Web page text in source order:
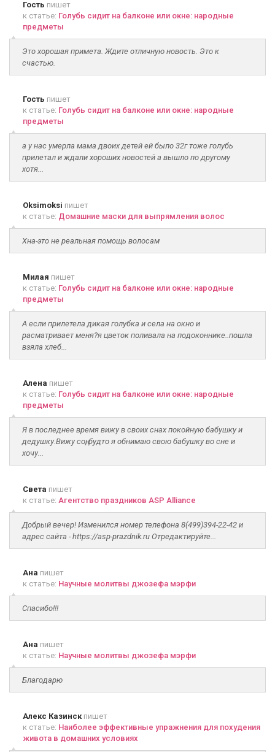
Гость пишет
к статье: Голубь сидит на балконе или окне: народные
предметы
Это хорошая примета. Ждите отличную новость. Это к
счастью.
Гость пишет
к статье: Голубь сидит на балконе или окне: народные
предметы
а у нас умерла мама двоих детей ей было 32г тоже голубь
прилетал и ждали хороших новостей а вышло по другому
хотя...
Oksimoksi пишет
к статье: Домашние маски для выпрямления волос
Хна-это не реальная помощь волосам
Милая пишет
к статье: Голубь сидит на балконе или окне: народные
предметы
А если прилетела дикая голубка и села на окно и
расматривает меня?я цветок поливала на подоконнике..пошла
взяла хлеб...
Алена пишет
к статье: Голубь сидит на балконе или окне: народные
предметы
Я в последнее время вижу в своих снах покойную бабушку и
дедушку.Вижу соң, будто я обнимаю свою бабушку во сне и
хочу...
Света пишет
к статье: Агентство праздников ASP Alliance
Добрый вечер! Изменился номер телефона 8(499)394-22-42 и
адрес сайта - https://asp-prazdnik.ru Отредактируйте...
Ана пишет
к статье: Научные молитвы джозефа мэрфи
Спасибо!!!
Ана пишет
к статье: Научные молитвы джозефа мэрфи
Благодарю
Алекс Казинскпишет
к статье: Наиболее эффективные упражнения для похудения
живота в домашних условиях